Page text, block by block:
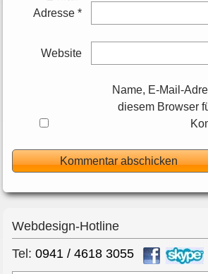
Adresse*
Website
Name, E-Mail-
diesem Browser
Webdesign-Hotline
Tel:0941 / 4618 3055